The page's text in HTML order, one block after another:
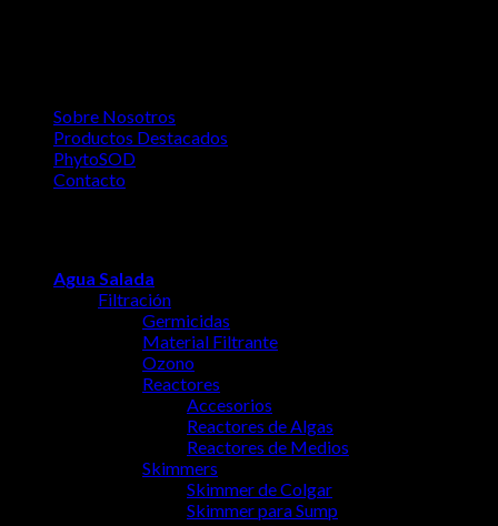
Sobre Nosotros
Productos Destacados
PhytoSOD
Contacto
Agua Salada
Filtración
Germicidas
Material Filtrante
Ozono
Reactores
Accesorios
Reactores de Algas
Reactores de Medios
Skimmers
Skimmer de Colgar
Skimmer para Sump